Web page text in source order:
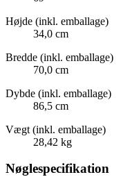
Højde (inkl. emballage)
34,0 cm
Bredde (inkl. emballage)
70,0 cm
Dybde (inkl. emballage)
86,5 cm
Vægt (inkl. emballage)
28,42 kg
Nøglespecifikation